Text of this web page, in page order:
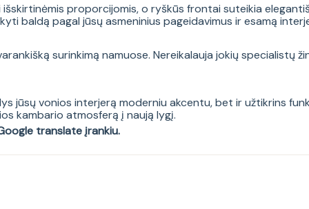
proporcijomis, o ryškūs frontai suteikia
baldą pagal jūsų asmeninius pageidavimus ir esamą
surinkimą namuose. Nereikalauja jokių specialistų
jūsų vonios interjerą moderniu akcentu, bet ir užtikrins
kambario atmosferą į naują lygį.
translate įrankiu.